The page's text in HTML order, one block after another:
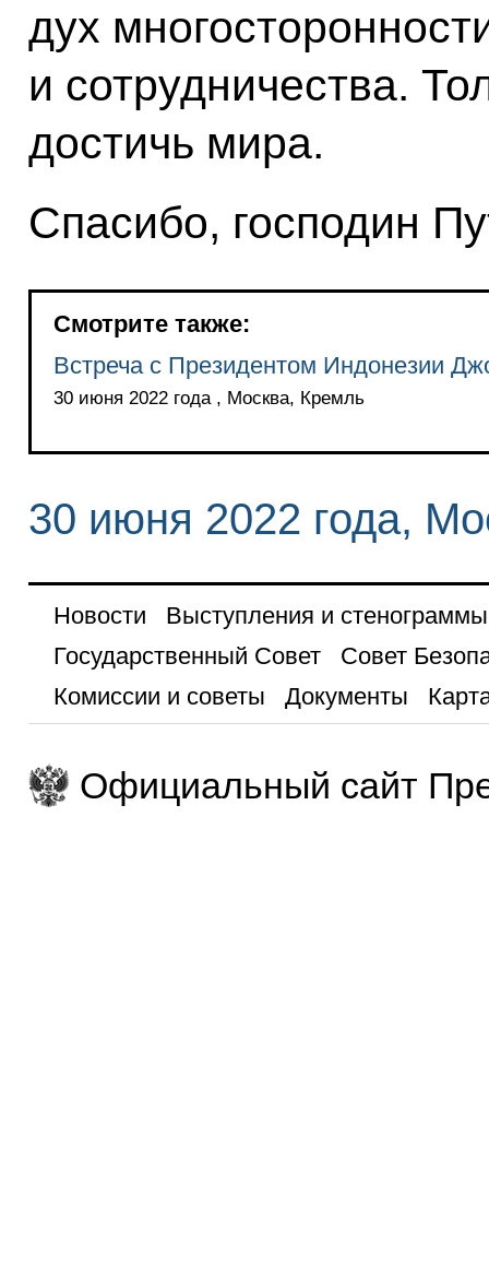
дух
и сотрудничества.
достичь мира.
Спасибо, господин
Смотрите также:
Встреча с Президентом Индонезии
30 июня 2022 года , Москва, Кремль
30 июня 2022 года,
Новости
Выступления и стенограммы
Государственный Совет
Совет
Комиссии и советы
Документы
Официальный сайт